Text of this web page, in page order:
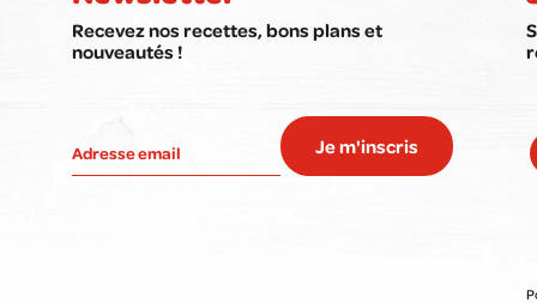
Recevez nos recettes, bons plans et
nouveautés !
Je m'inscris